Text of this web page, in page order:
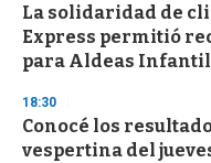
La solidaridad de
Express permitió
para Aldeas
18:30
Conocé los
vespertina del